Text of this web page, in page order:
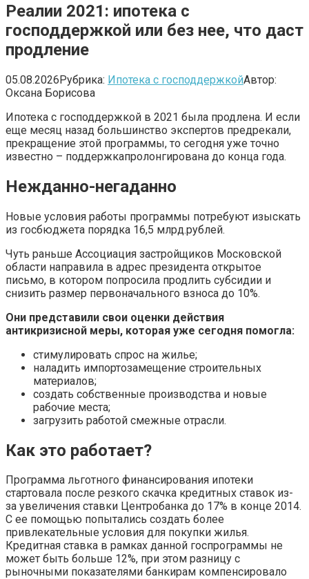
Реалии 2021: ипотека с
господдержкой или без нее, что даст
продление
05.08.2026Рубрика: Ипотека с господдержкойАвтор:
Оксана Борисова
Ипотека с господдержкой в 2021 была продлена. И если
еще месяц назад большинство экспертов предрекали,
прекращение этой программы, то сегодня уже точно
известно – поддержкапролонгирована до конца года.
Нежданно-негаданно
Новые условия работы программы потребуют изыскать
из госбюджета порядка 16,5 млрд.рублей.
Чуть раньше Ассоциация застройщиков Московской
области направила в адрес президента открытое
письмо, в котором попросила продлить субсидии и
снизить размер первоначального взноса до 10%.
Они представили свои оценки действия
антикризисной меры, которая уже сегодня помогла:
стимулировать спрос на жилье;
наладить импортозамещение строительных
материалов;
создать собственные производства и новые
рабочие места;
загрузить работой смежные отрасли.
Как это работает?
Программа льготного финансирования ипотеки
стартовала после резкого скачка кредитных ставок из-
за увеличения ставки Центробанка до 17% в конце 2014.
С ее помощью попытались создать более
привлекательные условия для покупки жилья.
Кредитная ставка в рамках данной госпрограммы не
может быть больше 12%, при этом разницу с
рыночными показателями банкирам компенсировало